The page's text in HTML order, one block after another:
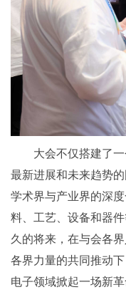
大会不仅搭建了
最新进展和未来趋势
学术界与产业界的深
料、工艺、设备和器
久的将来，在与会各
各界力量的共同推动
电子领域掀起一场新革